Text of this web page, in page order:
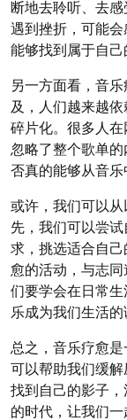
断地去聆听、去
遇到挫折，可能
能够找到属于自己
另一方面看，音
及，人们越来越
碎片化。很多人
忽略了整个歌单
否真的能够从音
或许，我们可以
先，我们可以尝
求，挑选适合自
愈的活动，与志
们要学会在日常
乐成为我们生活的
总之，音乐疗愈
可以帮助我们缓
找到自己的影子
的时代，让我们